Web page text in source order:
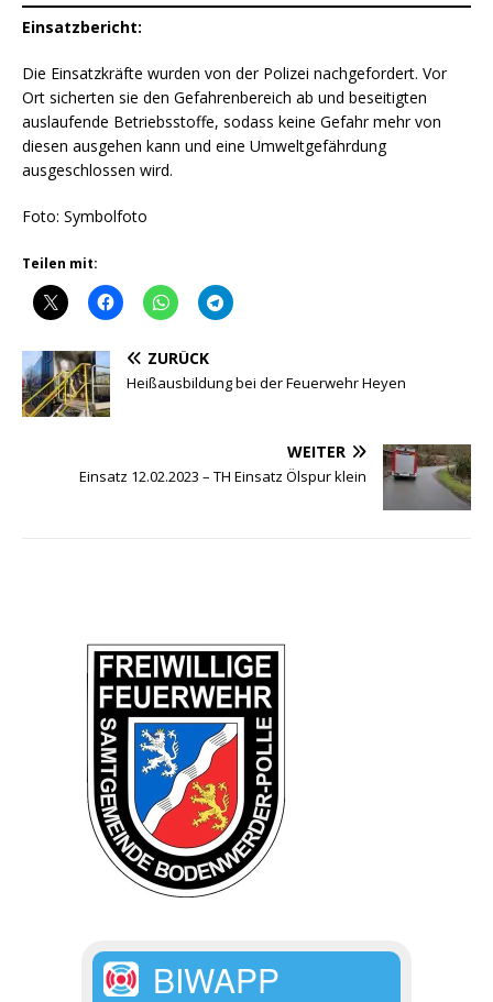
Einsatzbericht:
Die Einsatzkräfte wurden von der Polizei nachgefordert. Vor
Ort sicherten sie den Gefahrenbereich ab und beseitigten
auslaufende Betriebsstoffe, sodass keine Gefahr mehr von
diesen ausgehen kann und eine Umweltgefährdung
ausgeschlossen wird.
Foto: Symbolfoto
Teilen mit:
ZURÜCK
Heißausbildung bei der Feuerwehr Heyen
WEITER
Einsatz 12.02.2023 – TH Einsatz Ölspur klein
BIWAPP